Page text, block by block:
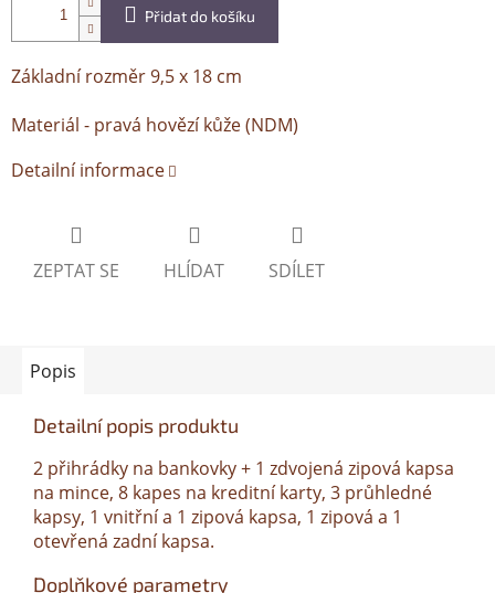
Přidat do košíku
Základní rozměr 9,5 x 18 cm
Materiál - pravá hovězí kůže (NDM)
Detailní informace
ZEPTAT SE HLÍDAT SDÍLET
Popis
Detailní popis produktu
2 přihrádky na bankovky + 1 zdvojená zipová kapsa
na mince, 8 kapes na kreditní karty, 3 průhledné
kapsy, 1 vnitřní a 1 zipová kapsa, 1 zipová a 1
otevřená zadní kapsa.
Doplňkové parametry